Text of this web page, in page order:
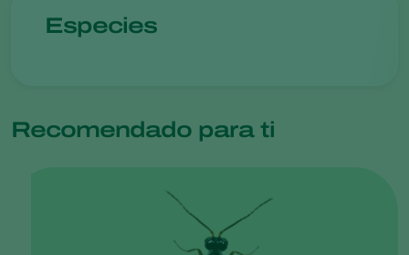
Especies
Recomendado para ti